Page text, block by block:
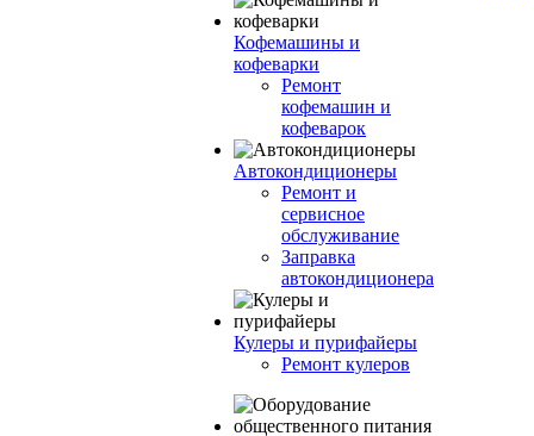
Кофемашины и
кофеварки
Ремонт
кофемашин и
кофеварок
Автокондиционеры
Ремонт и
сервисное
обслуживание
Заправка
автокондиционера
Кулеры и пурифайеры
Ремонт кулеров